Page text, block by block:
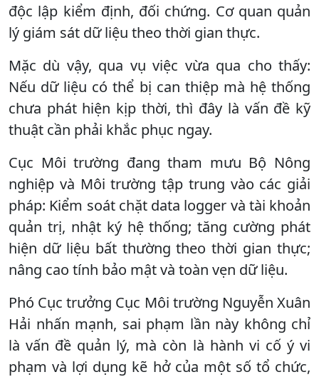
độc lập kiểm định, đối chứng. Cơ quan quản
lý giám sát dữ liệu theo thời gian thực.
Mặc dù vậy, qua vụ việc vừa qua cho thấy:
Nếu dữ liệu có thể bị can thiệp mà hệ thống
chưa phát hiện kịp thời, thì đây là vấn đề kỹ
thuật cần phải khắc phục ngay.
Cục Môi trường đang tham mưu Bộ Nông
nghiệp và Môi trường tập trung vào các giải
pháp: Kiểm soát chặt data logger và tài khoản
quản trị, nhật ký hệ thống; tăng cường phát
hiện dữ liệu bất thường theo thời gian thực;
nâng cao tính bảo mật và toàn vẹn dữ liệu.
Phó Cục trưởng Cục Môi trường Nguyễn Xuân
Hải nhấn mạnh, sai phạm lần này không chỉ
là vấn đề quản lý, mà còn là hành vi cố ý vi
phạm và lợi dụng kẽ hở của một số tổ chức,